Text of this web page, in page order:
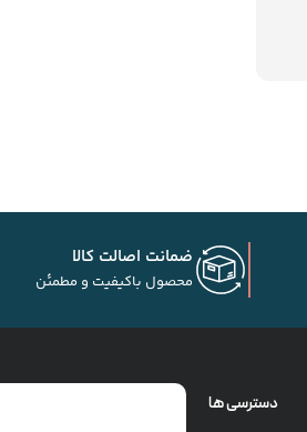
ضمانت اصالت کالا
محصول باکیفیت و مطمئن
دسترسی ها